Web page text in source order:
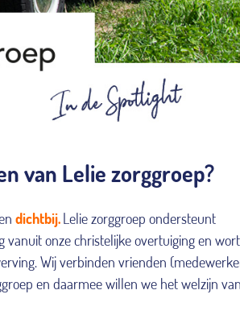
van Lelie zorggroep?
dichtbij.Lelie zorggroep ondersteunt
onze christelijke overtuiging en
Wij verbinden vrienden
en daarmee willen we het welzijn van